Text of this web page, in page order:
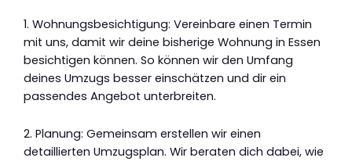
1. Wohnungsbesichtigung: Vereinbare einen Termin
mit uns, damit wir deine bisherige Wohnung in Essen
besichtigen können. So können wir den Umfang
deines Umzugs besser einschätzen und dir ein
passendes Angebot unterbreiten.
2. Planung: Gemeinsam erstellen wir einen
detaillierten Umzugsplan. Wir beraten dich dabei, wie